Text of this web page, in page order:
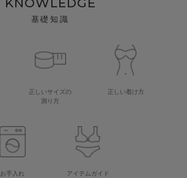
基礎知識
正しいサイズの
測り方
正しい着け方
お手入れ
アイテムガイド